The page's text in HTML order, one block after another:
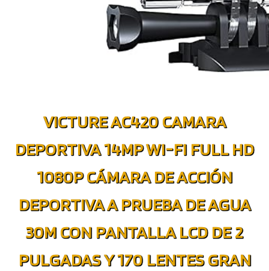
VICTURE AC420 CAMARA
DEPORTIVA 14MP WI-FI FULL HD
1080P CÁMARA DE ACCIÓN
DEPORTIVA A PRUEBA DE AGUA
30M CON PANTALLA LCD DE 2
PULGADAS Y 170 LENTES GRAN